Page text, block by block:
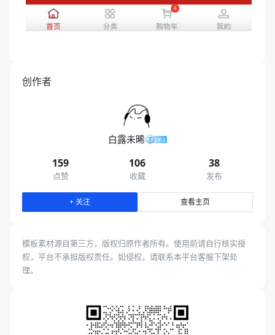
创作者
白露未晞
159
点赞
106
收藏
38
发布
+ 关注 查看主页
模板素材源自第三方，版权归原作者所有。使用前请自行核实授
权，平台不承担版权责任。如侵权，请联系本平台客服下架处
理。